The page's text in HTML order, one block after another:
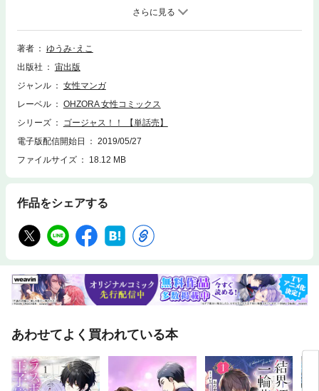
本作品は、他コンテンツに収録されている場合がございます。重複購入に
著者
ゆうみ･えこ
出版社
宙出版
ジャンル
女性マンガ
レーベル
OHZORA 女性コミックス
シリーズ
ゴージャス！！ 【単話売】
電子版配信開始日
2019/05/27
ファイルサイズ
18.12 MB
作品をシェアする
あわせてよく買われている本